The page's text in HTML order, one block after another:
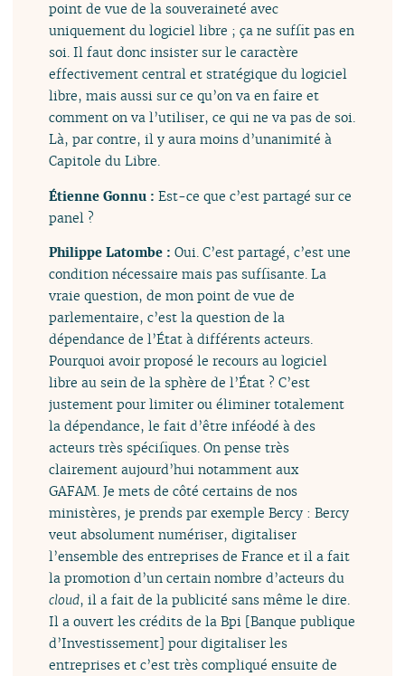
point de vue de la souveraineté avec
uniquement du logiciel libre ; ça ne suffit pas en
soi. Il faut donc insister sur le caractère
effectivement central et stratégique du logiciel
libre, mais aussi sur ce qu’on va en faire et
comment on va l’utiliser, ce qui ne va pas de soi.
Là, par contre, il y aura moins d’unanimité à
Capitole du Libre.
Étienne Gonnu :Est-ce que c’est partagé sur ce
panel ?
Philippe Latombe :Oui. C’est partagé, c’est une
condition nécessaire mais pas suffisante. La
vraie question, de mon point de vue de
parlementaire, c’est la question de la
dépendance de l’État à différents acteurs.
Pourquoi avoir proposé le recours au logiciel
libre au sein de la sphère de l’État ? C’est
justement pour limiter ou éliminer totalement
la dépendance, le fait d’être inféodé à des
acteurs très spécifiques. On pense très
clairement aujourd’hui notamment aux
GAFAM. Je mets de côté certains de nos
ministères, je prends par exemple Bercy : Bercy
veut absolument numériser, digitaliser
l’ensemble des entreprises de France et il a fait
la promotion d’un certain nombre d’acteurs du
cloud, il a fait de la publicité sans même le dire.
Il a ouvert les crédits de la Bpi [Banque publique
d’Investissement] pour digitaliser les
entreprises et c’est très compliqué ensuite de